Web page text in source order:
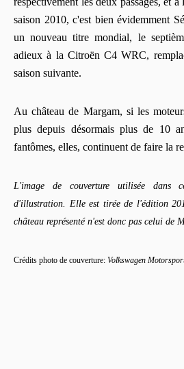
saison 2010, c'est bien évidemment
un nouveau titre mondial, le
adieux à la Citroën C4 WRC,
saison suivante.
Au château de Margam, si les
plus depuis désormais plus de 10
fantômes, elles, continuent de faire la
L'image de couverture utilisée dans
d'illustration. Elle est tirée de l'édition
château représenté n'est donc pas celui de
Crédits photo de couverture: Volkswagen